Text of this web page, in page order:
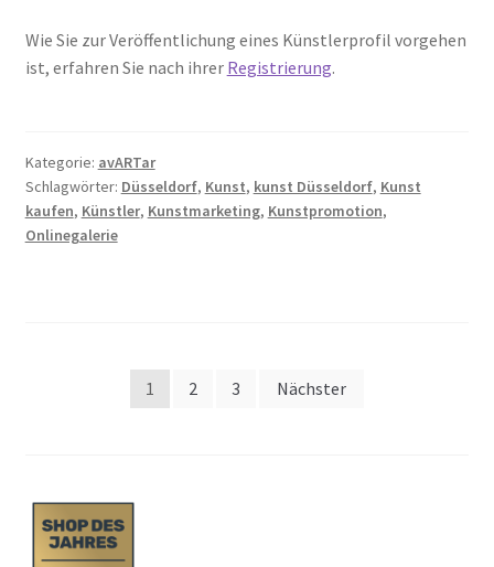
Wie Sie zur Veröffentlichung eines Künstlerprofil vorgehen
ist, erfahren Sie nach ihrer Registrierung.
Kategorie: avARTar
Schlagwörter: Düsseldorf, Kunst, kunst Düsseldorf, Kunst
kaufen, Künstler, Kunstmarketing, Kunstpromotion,
Onlinegalerie
Seitennummerierung
1 2 3 Nächster